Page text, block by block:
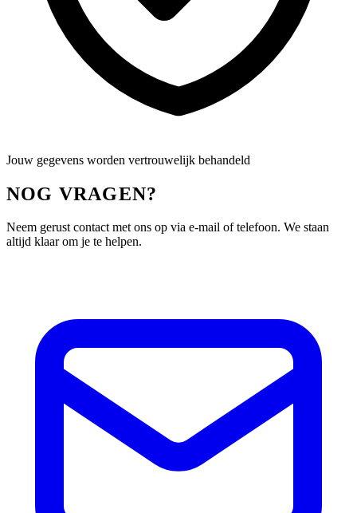
Jouw gegevens worden vertrouwelijk behandeld
NOG VRAGEN?
Neem gerust contact met ons op via e-mail of telefoon. We staan
altijd klaar om je te helpen.